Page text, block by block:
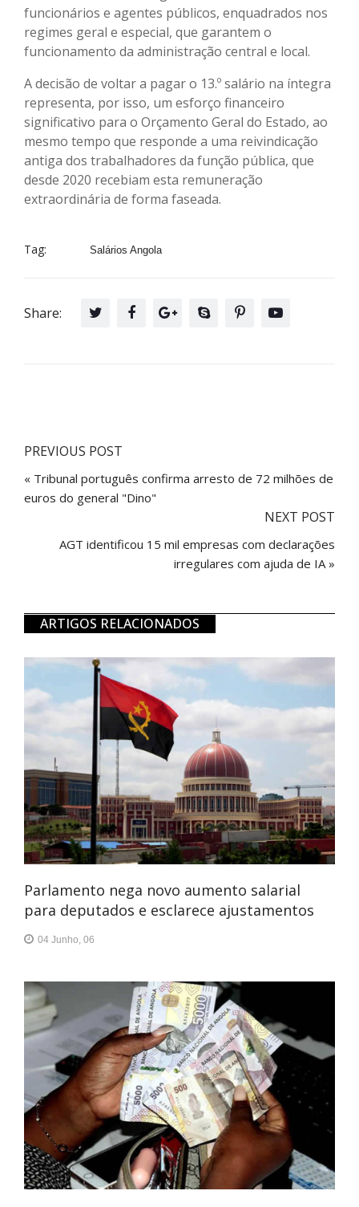
funcionários e agentes públicos, enquadrados nos
regimes geral e especial, que garantem o
funcionamento da administração central e local.
A decisão de voltar a pagar o 13.º salário na íntegra
representa, por isso, um esforço financeiro
significativo para o Orçamento Geral do Estado, ao
mesmo tempo que responde a uma reivindicação
antiga dos trabalhadores da função pública, que
desde 2020 recebiam esta remuneração
extraordinária de forma faseada.
Tag: Salários Angola
Share:
PREVIOUS POST
« Tribunal português confirma arresto de 72 milhões de
euros do general "Dino"
NEXT POST
AGT identificou 15 mil empresas com declarações
irregulares com ajuda de IA »
ARTIGOS RELACIONADOS
Parlamento nega novo aumento salarial
para deputados e esclarece ajustamentos
04 Junho, 06